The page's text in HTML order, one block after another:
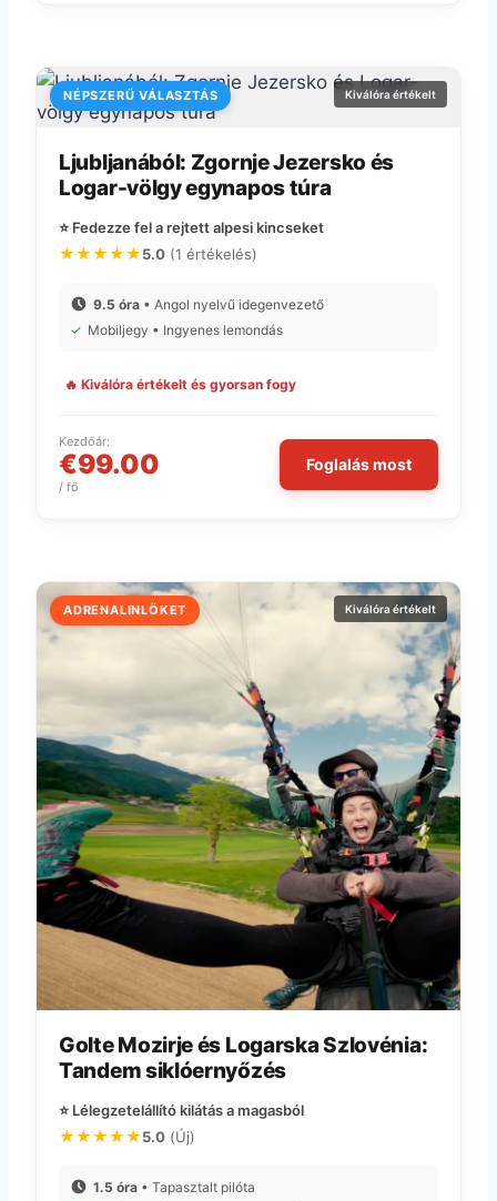
NÉPSZERŰ VÁLASZTÁS Kiválóra értékelt
Ljubljanából: Zgornje Jezersko és
Logar-völgy egynapos túra
⭐ Fedezze fel a rejtett alpesi kincseket
★★★★★5.0 (1 értékelés)
9.5 óra • Angol nyelvű idegenvezető
✓ Mobiljegy • Ingyenes lemondás
🔥 Kiválóra értékelt és gyorsan fogy
Kezdőár:
€99.00
/ fő
Foglalás most
ADRENALINLÖKET Kiválóra értékelt
Golte Mozirje és Logarska Szlovénia:
Tandem siklóernyőzés
⭐ Lélegzetelállító kilátás a magasból
★★★★★5.0 (Új)
1.5 óra • Tapasztalt pilóta